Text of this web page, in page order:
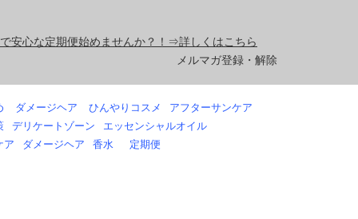
安心な定期便始めませんか？！⇒詳しくはこちら
メルマガ登録・解除
ダメージヘア ひんやりコスメ
アフターサンケア
デリケートゾーン
エッセンシャルオイル
ア
ダメージヘア 香水 定期便